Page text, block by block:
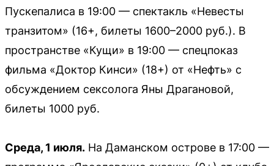
Пускепалиса в 19:00 — спектакль «Невесты
транзитом» (16+, билеты 1600–2000 руб.). В
пространстве «Кущи» в 19:00 — спецпоказ
фильма «Доктор Кинси» (18+) от «Нефть» с
обсуждением сексолога Яны Драгановой,
билеты 1000 руб.
Среда, 1 июля. На Даманском острове в 17:00 —